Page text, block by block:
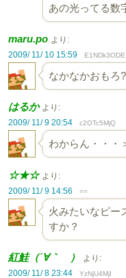
あの光ってる数
maru.po より:
2009/ 11/ 10 15:59
E1NDk3ODE
なかなかおもろ?
はるか より:
2009/ 11/ 9 20:54
c2OTc5MjQ
わからん・・・
☆★☆ より:
2009/ 11/ 9 14:56
==
火みたいなピー
すか？
紅鮭（´∀｀ ）
より:
2009/ 11/ 8 23:44
YzNjU4MjI